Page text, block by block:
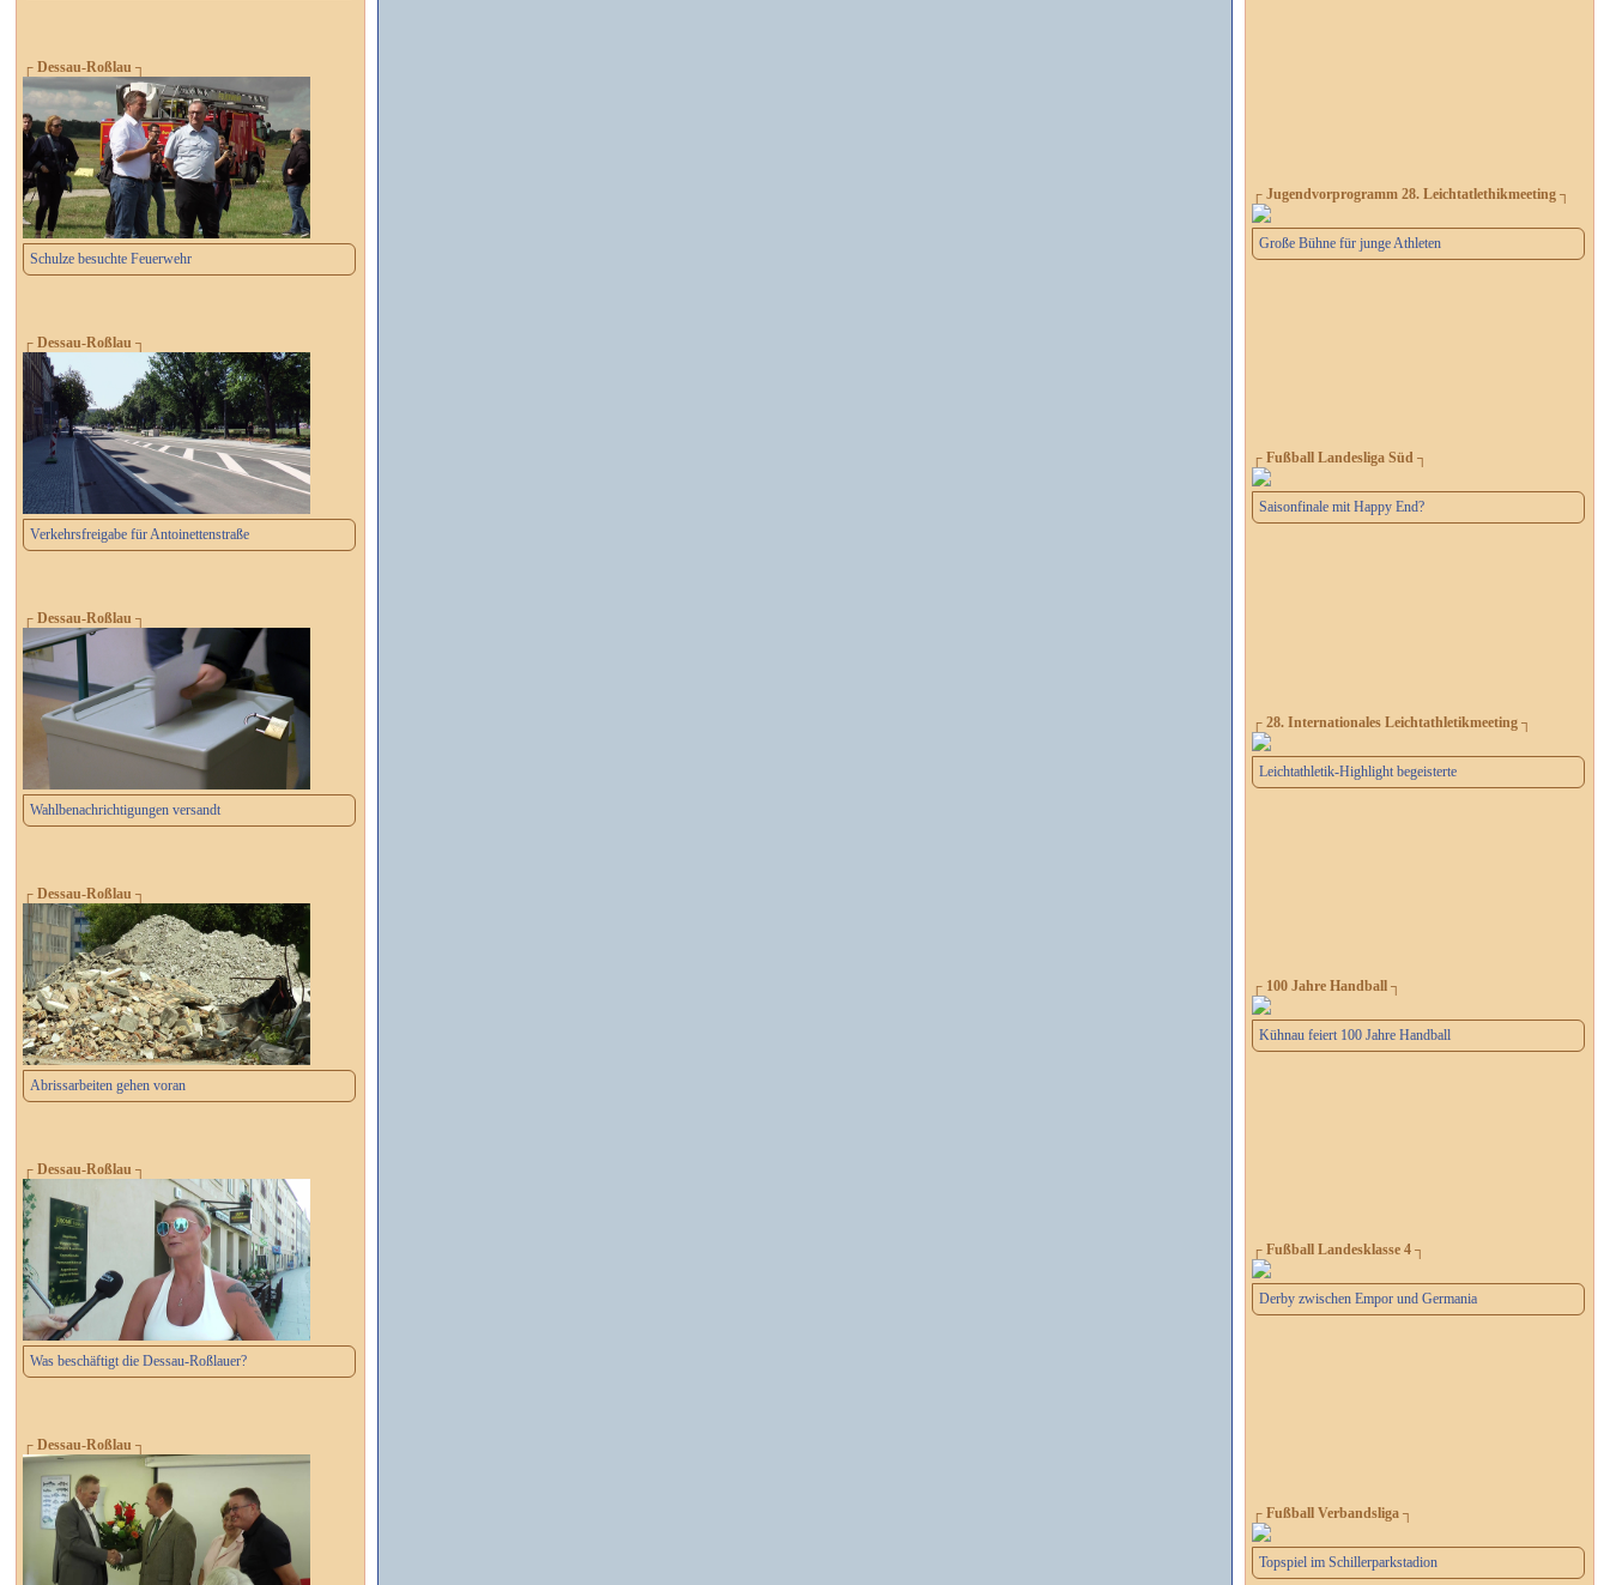
┌ Dessau-Roßlau ┐
Schulze besuchte Feuerwehr
┌ Dessau-Roßlau ┐
Verkehrsfreigabe für Antoinettenstraße
┌ Dessau-Roßlau ┐
Wahlbenachrichtigungen versandt
┌ Dessau-Roßlau ┐
Abrissarbeiten gehen voran
┌ Dessau-Roßlau ┐
Was beschäftigt die Dessau-Roßlauer?
┌ Dessau-Roßlau ┐
┌ Jugendvorprogramm 28. Leichtatlethikmeeting ┐
Große Bühne für junge Athleten
┌ Fußball Landesliga Süd ┐
Saisonfinale mit Happy End?
┌ 28. Internationales Leichtathletikmeeting ┐
Leichtathletik-Highlight begeisterte
┌ 100 Jahre Handball ┐
Kühnau feiert 100 Jahre Handball
┌ Fußball Landesklasse 4 ┐
Derby zwischen Empor und Germania
┌ Fußball Verbandsliga ┐
Topspiel im Schillerparkstadion